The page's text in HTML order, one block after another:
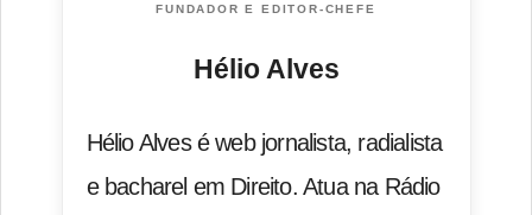
FUNDADOR E EDITOR-CHEFE
Hélio Alves
Hélio Alves é web jornalista, radialista
e bacharel em Direito. Atua na Rádio